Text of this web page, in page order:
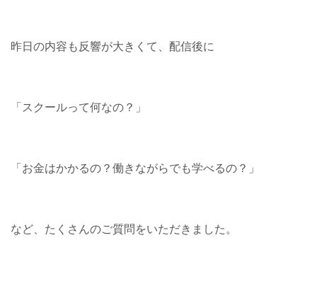
昨日の内容も反響が大きくて、配信後に
「スクールって何なの？」
「お金はかかるの？働きながらでも学べるの？」
など、たくさんのご質問をいただきました。